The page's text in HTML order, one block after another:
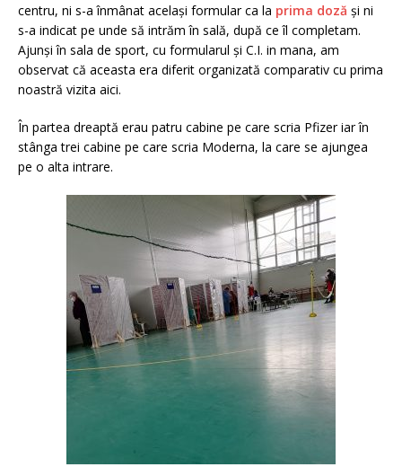
centru, ni s-a înmânat același formular ca la prima doză și ni
s-a indicat pe unde să intrăm în sală, după ce îl completam.
Ajunși în sala de sport, cu formularul și C.I. in mana, am
observat că aceasta era diferit organizată comparativ cu prima
noastră vizita aici.
În partea dreaptă erau patru cabine pe care scria Pfizer iar în
stânga trei cabine pe care scria Moderna, la care se ajungea
pe o alta intrare.